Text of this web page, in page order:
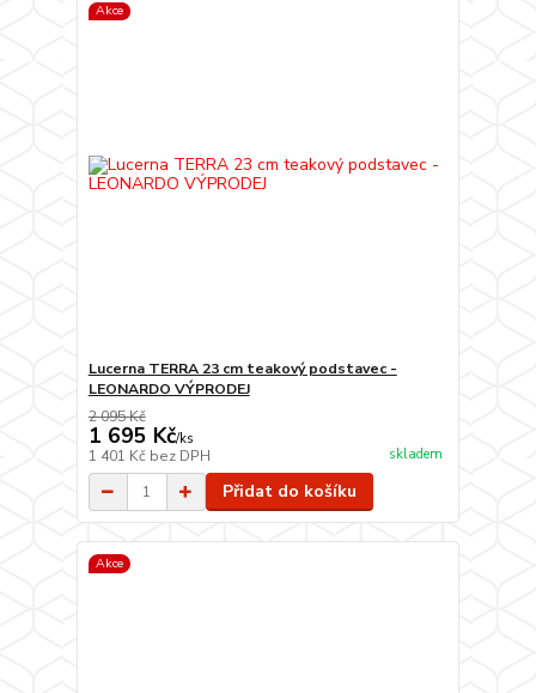
Akce
Lucerna TERRA 23 cm teakový podstavec -
LEONARDO VÝPRODEJ
2 095 Kč
1 695 Kč/ks
1 401 Kč bez DPH skladem
Přidat do košíku
Akce